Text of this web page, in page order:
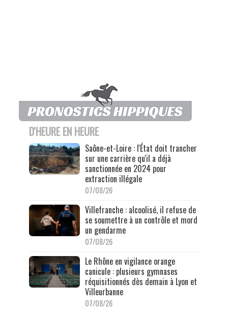
D'HEURE EN HEURE
Saône-et-Loire : l'État doit trancher
sur une carrière qu'il a déjà
sanctionnée en 2024 pour
extraction illégale
07/08/26
Villefranche : alcoolisé, il refuse de
se soumettre à un contrôle et mord
un gendarme
07/08/26
Le Rhône en vigilance orange
canicule : plusieurs gymnases
réquisitionnés dès demain à Lyon et
Villeurbanne
07/08/26